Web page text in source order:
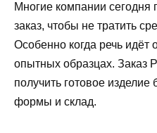
Многие компании сегодня
заказ, чтобы не тратить
Особенно когда речь идёт
опытных образцах. Заказ
получить готовое изделие
формы и склад.